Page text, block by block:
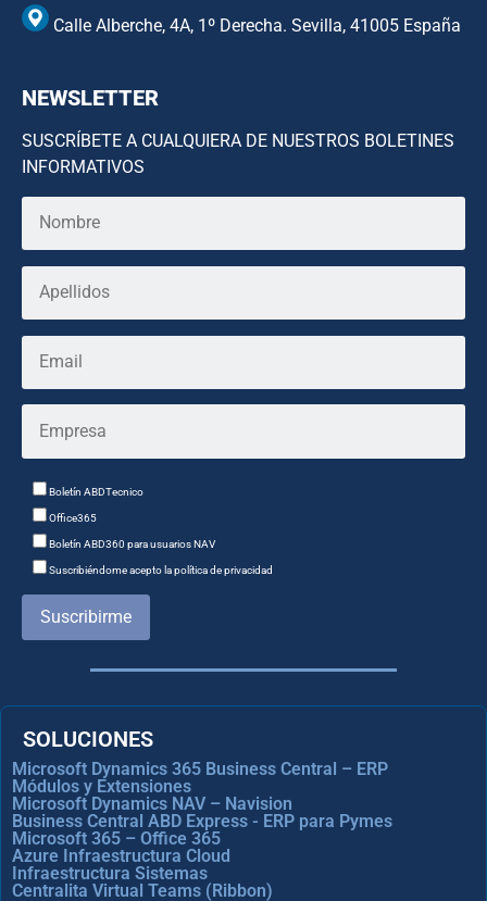
Calle Alberche, 4A, 1º Derecha. Sevilla, 41005 España
NEWSLETTER
SUSCRÍBETE A CUALQUIERA DE NUESTROS BOLETINES
INFORMATIVOS
Boletín ABDTecnico
Office365
Boletín ABD360 para usuarios NAV
Suscribiéndome acepto la política de privacidad
Suscribirme
SOLUCIONES
Microsoft Dynamics 365 Business Central – ERP
Módulos y Extensiones
Microsoft Dynamics NAV – Navision
Business Central ABD Express - ERP para Pymes
Microsoft 365 – Office 365
Azure Infraestructura Cloud
Infraestructura Sistemas
Centralita Virtual Teams (Ribbon)